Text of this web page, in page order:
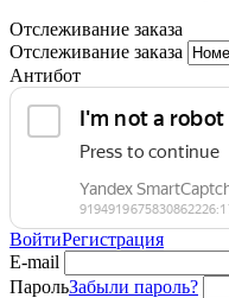
Отслеживание заказа
Отслеживание заказа
Антибот
ВойтиРегистрация
E-mail
ПарольЗабыли пароль?